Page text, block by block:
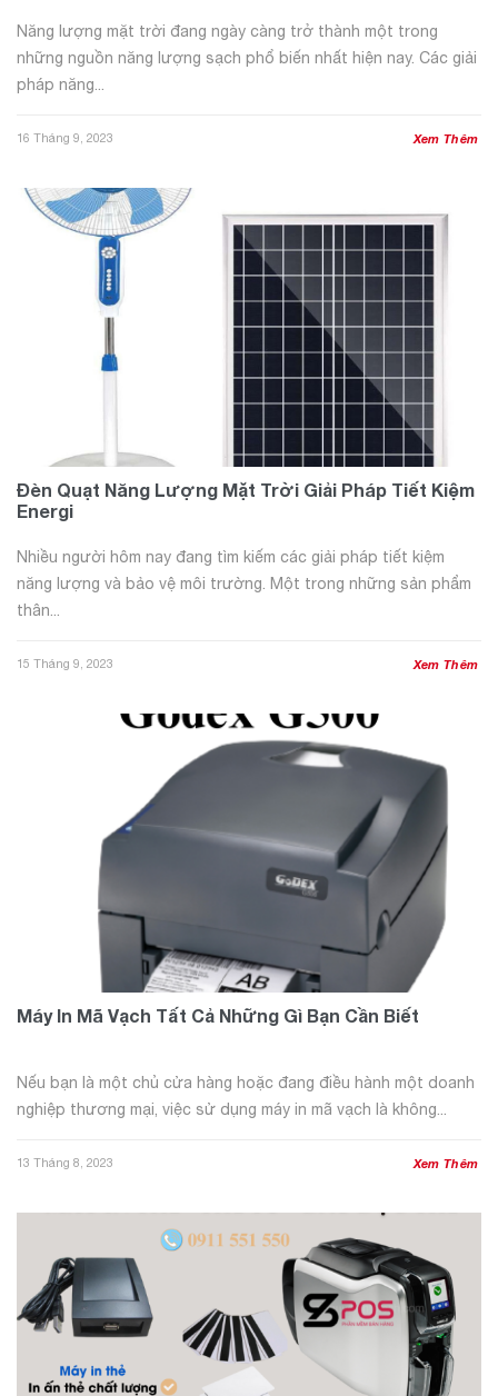
16 Tháng 9, 2023
Năng lượng mặt trời đang ngày càng trở thành một trong
những nguồn năng lượng sạch phổ biến nhất hiện nay. Các giải
pháp năng...
Xem Thêm
Đèn Quạt Năng Lượng Mặt Trời Giải Pháp Tiết Kiệm
Energi
15 Tháng 9, 2023
Nhiều người hôm nay đang tìm kiếm các giải pháp tiết kiệm
năng lượng và bảo vệ môi trường. Một trong những sản phẩm
thân...
Xem Thêm
Máy In Mã Vạch Tất Cả Những Gì Bạn Cần Biết
13 Tháng 8, 2023
Nếu bạn là một chủ cửa hàng hoặc đang điều hành một doanh
nghiệp thương mại, việc sử dụng máy in mã vạch là không...
Xem Thêm